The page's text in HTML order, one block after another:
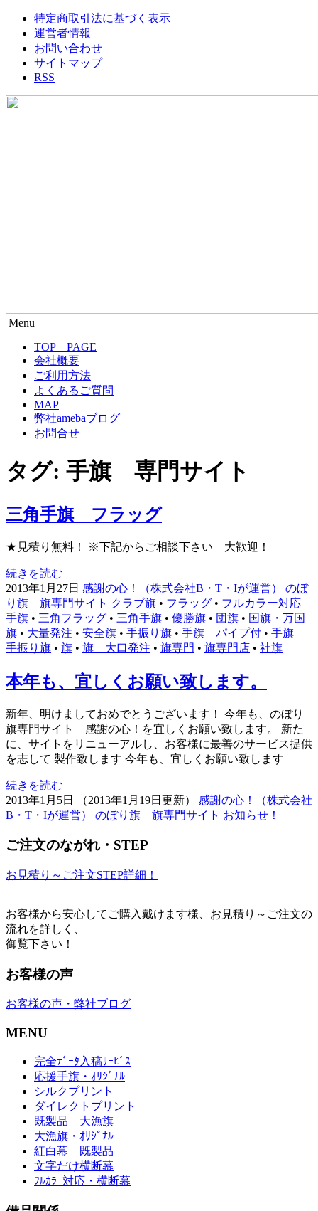
特定商取引法に基づく表示
運営者情報
お問い合わせ
サイトマップ
RSS
のぼり旗専門サイト-感謝の心！
仕様まで 超激安！
Menu
TOP PAGE
会社概要
ご利用方法
よくあるご質問
MAP
弊社amebaブログ
お問合せ
タグ: 手旗 専門サイト
三角手旗 フラッグ
★見積り無料！ ※下記からご相談下さい 大歓迎！
続きを読む
2013年1月27日 感謝の心！（株式会社B・T・Iが運営） のぼ
り旗 旗専門サイト クラブ旗 • フラッグ • フルカラー対応
手旗 • 三角フラッグ • 三角手旗 • 優勝旗 • 団旗 • 国旗・万国
旗 • 大量発注 • 安全旗 • 手振り旗 • 手旗 パイプ付 • 手旗
手振り旗 • 旗 • 旗 大口発注 • 旗専門 • 旗専門店 • 社旗
本年も、宜しくお願い致します。
新年、明けましておめでとうございます！ 今年も、のぼり
旗専門サイト 感謝の心！を宜しくお願い致します。 新た
に、サイトをリニューアルし、お客様に最善のサービス提供
を志して 製作致します 今年も、宜しくお願い致します
続きを読む
2013年1月5日
（2013年1月19日更新）
感謝の心！（株式会社
B・T・Iが運営） のぼり旗 旗専門サイト お知らせ！
ご注文のながれ・STEP
お見積り～ご注文STEP詳細！
お客様から安心してご購入戴けます様、お見積り～ご注文の
流れを詳しく、
御覧下さい！
お客様の声
お客様の声・弊社ブログ
MENU
完全ﾃﾞｰﾀ入稿ｻｰﾋﾞｽ
応援手旗・ｵﾘｼﾞﾅﾙ
シルクプリント
ダイレクトプリント
既製品 大漁旗
大漁旗・ｵﾘｼﾞﾅﾙ
紅白幕 既製品
文字だけ横断幕
ﾌﾙｶﾗｰ対応・横断幕